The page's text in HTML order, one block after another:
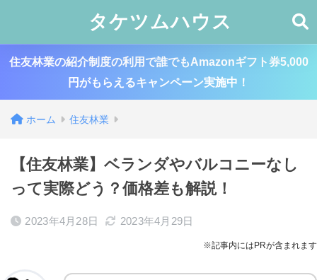
タケツムハウス
住友林業の紹介制度の利用で誰でもAmazonギフト券5,000
円がもらえるキャンペーン実施中！
ホーム 住友林業
【住友林業】ベランダやバルコニーなし
って実際どう？価格差も解説！
2023年4月28日 2023年4月29日
※記事内にはPRが含まれます